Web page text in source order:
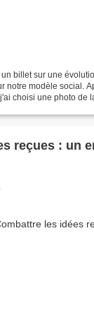
billet sur une
notre modèle social.
choisi une photo de
reçues : un